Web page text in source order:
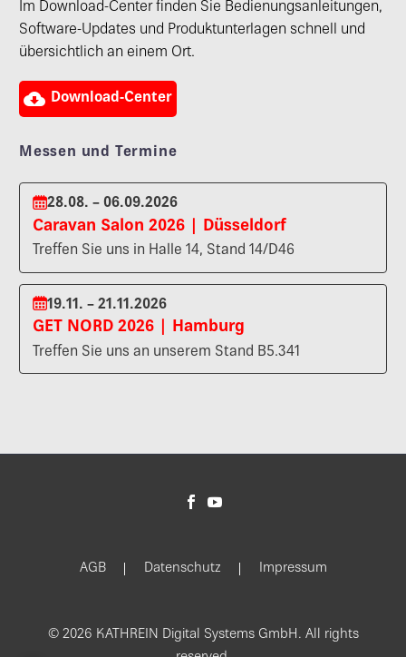
Im Download-Center finden Sie Bedienungsanleitungen,
Software-Updates und Produktunterlagen schnell und
übersichtlich an einem Ort.
 Download-Center
Messen und Termine
28.08. – 06.09.2026
Caravan Salon 2026 | Düsseldorf
Treffen Sie uns in Halle 14, Stand 14/D46
19.11. – 21.11.2026
GET NORD 2026 | Hamburg
Treffen Sie uns an unserem Stand B5.341
AGB Datenschutz Impressum
© 2026 KATHREIN Digital Systems GmbH. All rights